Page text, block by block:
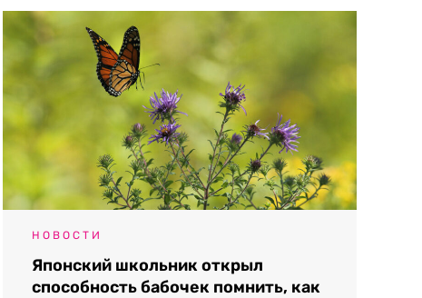
НОВОСТИ
Японский школьник открыл
способность бабочек помнить, как